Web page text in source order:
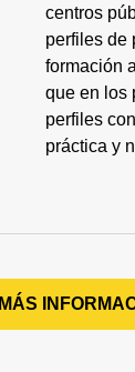
centros
perfiles de
formación
que en los
perfiles
práctica y
MÁS